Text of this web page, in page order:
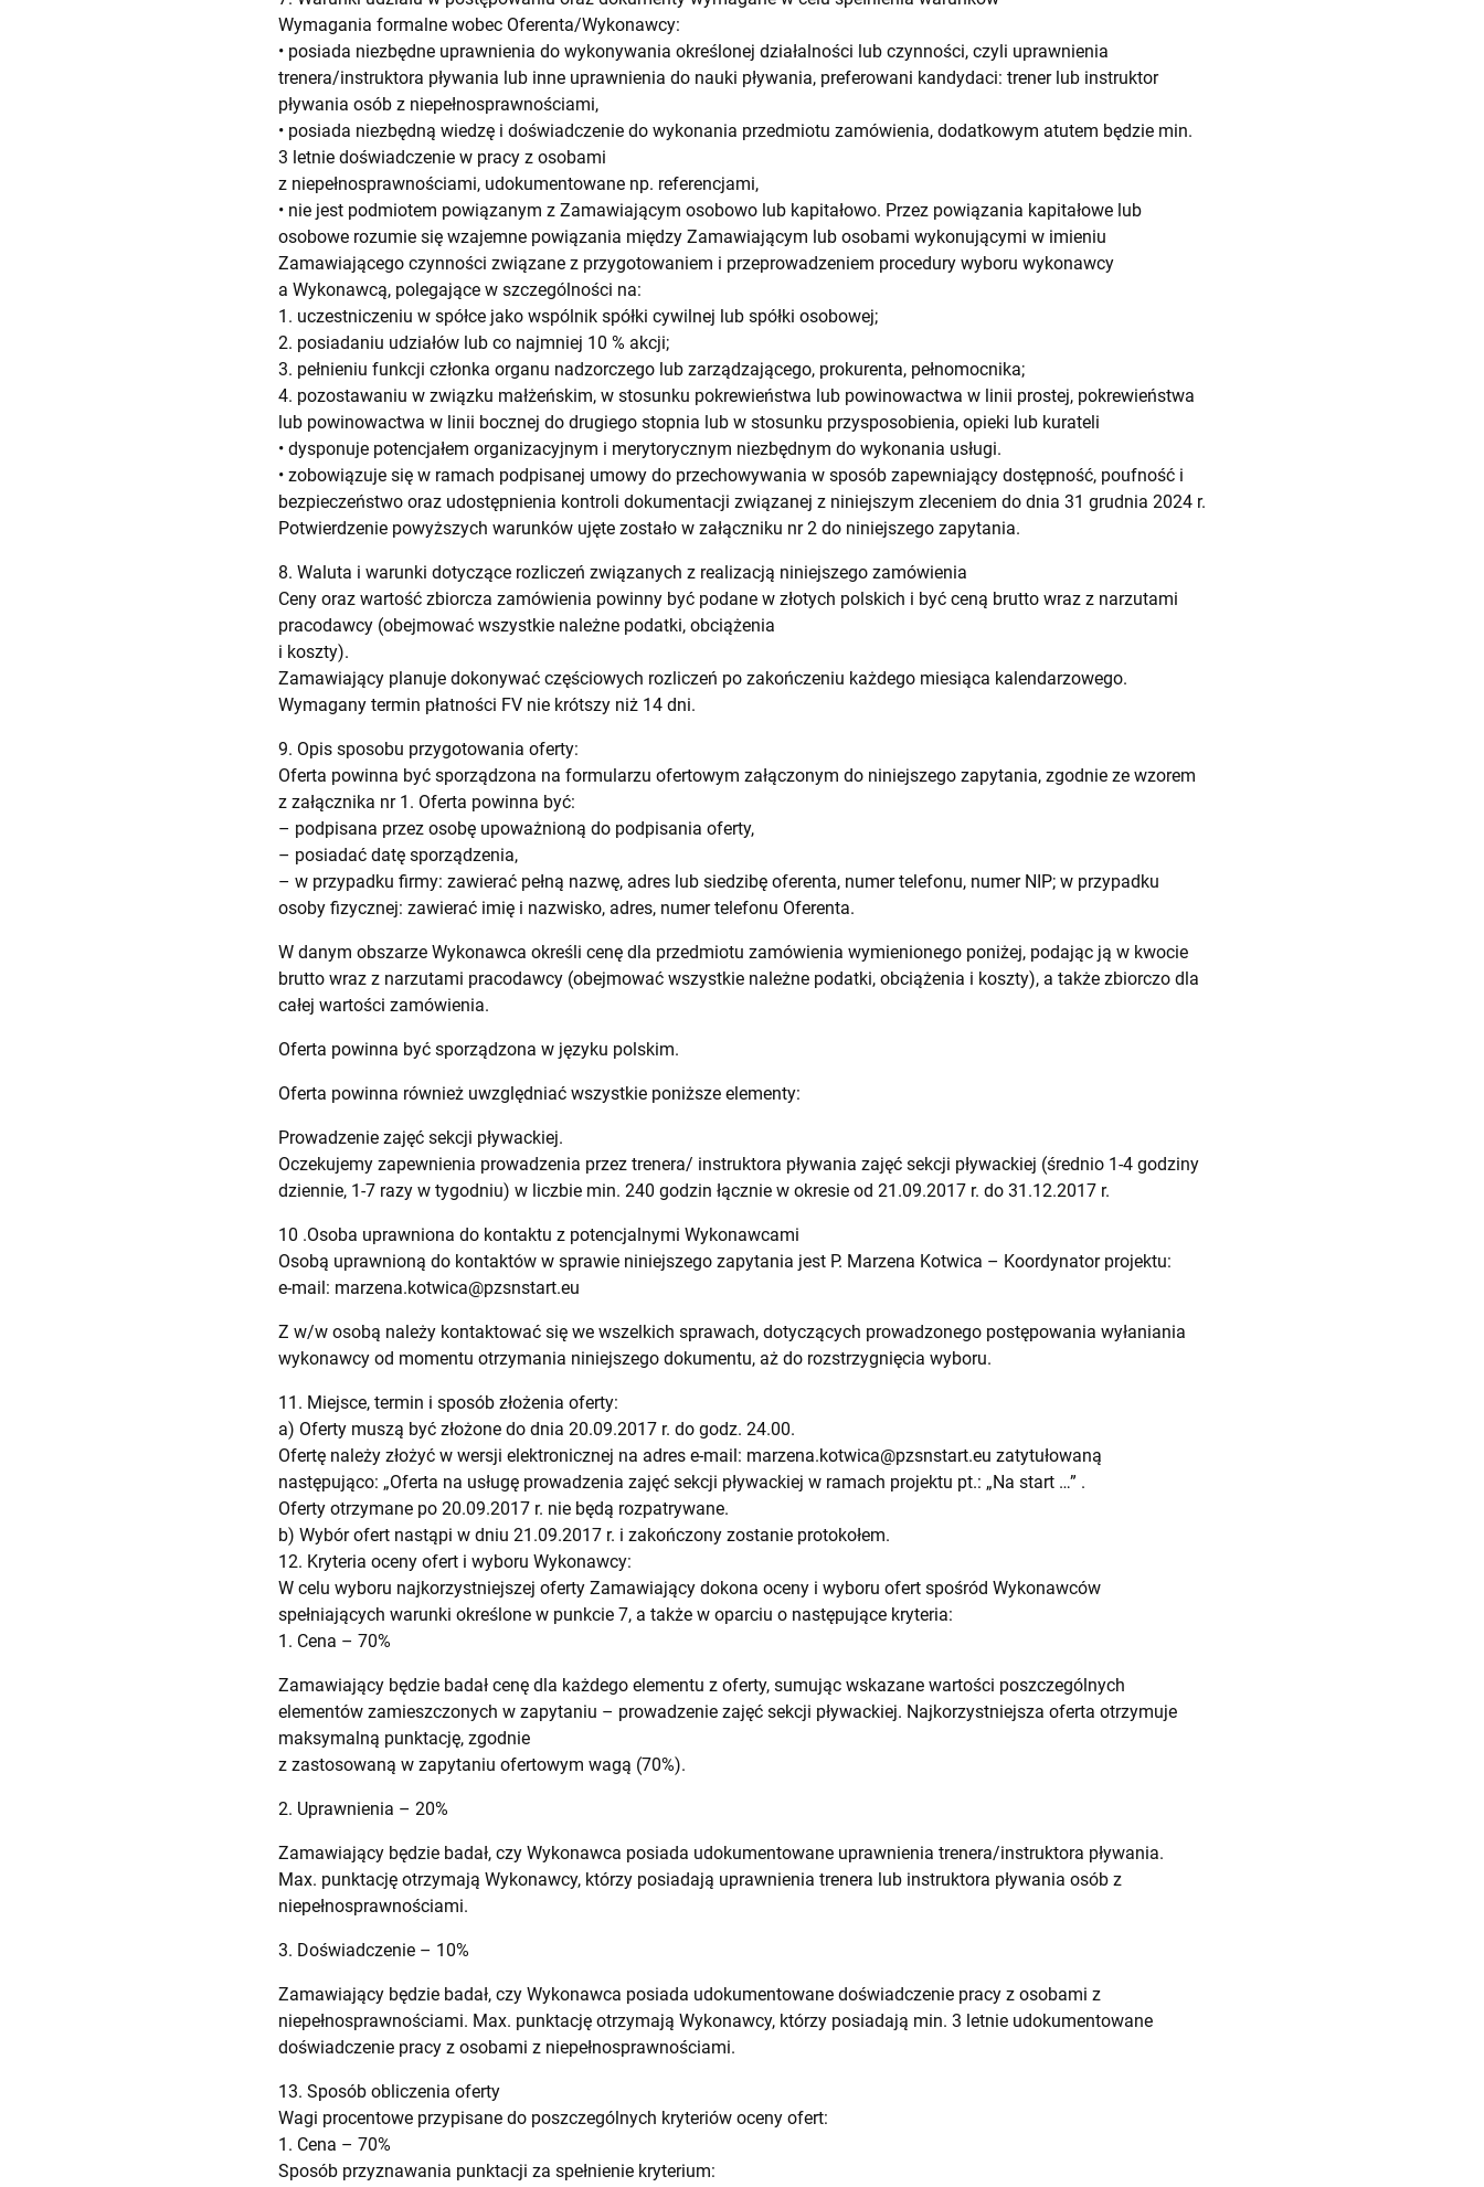
Wymagania formalne wobec Oferenta/Wykonawcy:
• posiada niezbędne uprawnienia do wykonywania określonej działalności lub czynności, czyli uprawnienia
trenera/instruktora pływania lub inne uprawnienia do nauki pływania, preferowani kandydaci: trener lub instruktor
pływania osób z niepełnosprawnościami,
• posiada niezbędną wiedzę i doświadczenie do wykonania przedmiotu zamówienia, dodatkowym atutem będzie min.
3 letnie doświadczenie w pracy z osobami
z niepełnosprawnościami, udokumentowane np. referencjami,
• nie jest podmiotem powiązanym z Zamawiającym osobowo lub kapitałowo. Przez powiązania kapitałowe lub
osobowe rozumie się wzajemne powiązania między Zamawiającym lub osobami wykonującymi w imieniu
Zamawiającego czynności związane z przygotowaniem i przeprowadzeniem procedury wyboru wykonawcy
a Wykonawcą, polegające w szczególności na:
1. uczestniczeniu w spółce jako wspólnik spółki cywilnej lub spółki osobowej;
2. posiadaniu udziałów lub co najmniej 10 % akcji;
3. pełnieniu funkcji członka organu nadzorczego lub zarządzającego, prokurenta, pełnomocnika;
4. pozostawaniu w związku małżeńskim, w stosunku pokrewieństwa lub powinowactwa w linii prostej, pokrewieństwa
lub powinowactwa w linii bocznej do drugiego stopnia lub w stosunku przysposobienia, opieki lub kurateli
• dysponuje potencjałem organizacyjnym i merytorycznym niezbędnym do wykonania usługi.
• zobowiązuje się w ramach podpisanej umowy do przechowywania w sposób zapewniający dostępność, poufność i
bezpieczeństwo oraz udostępnienia kontroli dokumentacji związanej z niniejszym zleceniem do dnia 31 grudnia 2024 r.
Potwierdzenie powyższych warunków ujęte zostało w załączniku nr 2 do niniejszego zapytania.
8. Waluta i warunki dotyczące rozliczeń związanych z realizacją niniejszego zamówienia
Ceny oraz wartość zbiorcza zamówienia powinny być podane w złotych polskich i być ceną brutto wraz z narzutami
pracodawcy (obejmować wszystkie należne podatki, obciążenia
i koszty).
Zamawiający planuje dokonywać częściowych rozliczeń po zakończeniu każdego miesiąca kalendarzowego.
Wymagany termin płatności FV nie krótszy niż 14 dni.
9. Opis sposobu przygotowania oferty:
Oferta powinna być sporządzona na formularzu ofertowym załączonym do niniejszego zapytania, zgodnie ze wzorem
z załącznika nr 1. Oferta powinna być:
– podpisana przez osobę upoważnioną do podpisania oferty,
– posiadać datę sporządzenia,
– w przypadku firmy: zawierać pełną nazwę, adres lub siedzibę oferenta, numer telefonu, numer NIP; w przypadku
osoby fizycznej: zawierać imię i nazwisko, adres, numer telefonu Oferenta.
W danym obszarze Wykonawca określi cenę dla przedmiotu zamówienia wymienionego poniżej, podając ją w kwocie
brutto wraz z narzutami pracodawcy (obejmować wszystkie należne podatki, obciążenia i koszty), a także zbiorczo dla
całej wartości zamówienia.
Oferta powinna być sporządzona w języku polskim.
Oferta powinna również uwzględniać wszystkie poniższe elementy:
Prowadzenie zajęć sekcji pływackiej.
Oczekujemy zapewnienia prowadzenia przez trenera/ instruktora pływania zajęć sekcji pływackiej (średnio 1-4 godziny
dziennie, 1-7 razy w tygodniu) w liczbie min. 240 godzin łącznie w okresie od 21.09.2017 r. do 31.12.2017 r.
10 .Osoba uprawniona do kontaktu z potencjalnymi Wykonawcami
Osobą uprawnioną do kontaktów w sprawie niniejszego zapytania jest P. Marzena Kotwica – Koordynator projektu:
e-mail: marzena.kotwica@pzsnstart.eu
Z w/w osobą należy kontaktować się we wszelkich sprawach, dotyczących prowadzonego postępowania wyłaniania
wykonawcy od momentu otrzymania niniejszego dokumentu, aż do rozstrzygnięcia wyboru.
11. Miejsce, termin i sposób złożenia oferty:
a) Oferty muszą być złożone do dnia 20.09.2017 r. do godz. 24.00.
Ofertę należy złożyć w wersji elektronicznej na adres e-mail: marzena.kotwica@pzsnstart.eu zatytułowaną
następująco: „Oferta na usługę prowadzenia zajęć sekcji pływackiej w ramach projektu pt.: „Na start …” .
Oferty otrzymane po 20.09.2017 r. nie będą rozpatrywane.
b) Wybór ofert nastąpi w dniu 21.09.2017 r. i zakończony zostanie protokołem.
12. Kryteria oceny ofert i wyboru Wykonawcy:
W celu wyboru najkorzystniejszej oferty Zamawiający dokona oceny i wyboru ofert spośród Wykonawców
spełniających warunki określone w punkcie 7, a także w oparciu o następujące kryteria:
1. Cena – 70%
Zamawiający będzie badał cenę dla każdego elementu z oferty, sumując wskazane wartości poszczególnych
elementów zamieszczonych w zapytaniu – prowadzenie zajęć sekcji pływackiej. Najkorzystniejsza oferta otrzymuje
maksymalną punktację, zgodnie
z zastosowaną w zapytaniu ofertowym wagą (70%).
2. Uprawnienia – 20%
Zamawiający będzie badał, czy Wykonawca posiada udokumentowane uprawnienia trenera/instruktora pływania.
Max. punktację otrzymają Wykonawcy, którzy posiadają uprawnienia trenera lub instruktora pływania osób z
niepełnosprawnościami.
3. Doświadczenie – 10%
Zamawiający będzie badał, czy Wykonawca posiada udokumentowane doświadczenie pracy z osobami z
niepełnosprawnościami. Max. punktację otrzymają Wykonawcy, którzy posiadają min. 3 letnie udokumentowane
doświadczenie pracy z osobami z niepełnosprawnościami.
13. Sposób obliczenia oferty
Wagi procentowe przypisane do poszczególnych kryteriów oceny ofert:
1. Cena – 70%
Sposób przyznawania punktacji za spełnienie kryterium: